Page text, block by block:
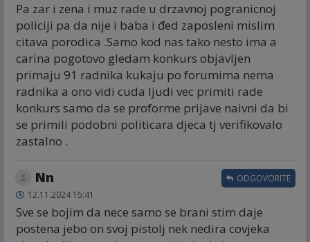
Pa zar i zena i muz rade u drzavnoj pogranicnoj
policiji pa da nije i baba i đed zaposleni mislim
citava porodica .Samo kod nas tako nesto ima a
carina pogotovo gledam konkurs objavljen
primaju 91 radnika kukaju po forumima nema
radnika a ono vidi cuda ljudi vec primiti rade
konkurs samo da se proforme prijave naivni da bi
se primili podobni politicara djeca tj verifikovalo
zastalno .
Nn
12.11.2024 15:41
Sve se bojim da nece samo se brani stim daje
postena jebo on svoj pistolj nek nedira covjeka
ODGOVORITE